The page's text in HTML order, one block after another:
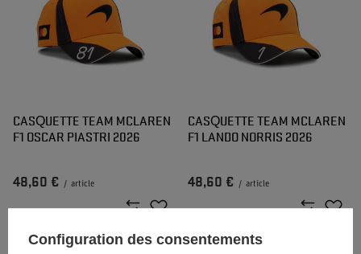
CASQUETTE TEAM MCLAREN
F1 OSCAR PIASTRI 2026
48,60 € / article
CASQUETTE TEAM MCLAREN
F1 LANDO NORRIS 2026
48,60 € / article
Configuration des consentements